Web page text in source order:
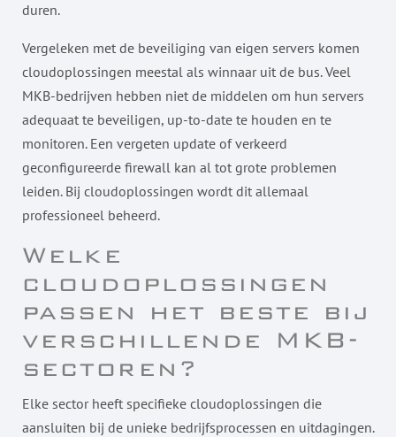
duren.
Vergeleken met de beveiliging van eigen servers komen
cloudoplossingen meestal als winnaar uit de bus. Veel
MKB-bedrijven hebben niet de middelen om hun servers
adequaat te beveiligen, up-to-date te houden en te
monitoren. Een vergeten update of verkeerd
geconfigureerde firewall kan al tot grote problemen
leiden. Bij cloudoplossingen wordt dit allemaal
professioneel beheerd.
Welke
cloudoplossingen
passen het beste bij
verschillende MKB-
sectoren?
Elke sector heeft specifieke cloudoplossingen die
aansluiten bij de unieke bedrijfsprocessen en uitdagingen.